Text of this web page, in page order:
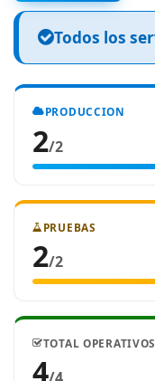
Todos los
PRODUCCION
2/2
PRUEBAS
2/2
TOTAL OPERATIVOS
4